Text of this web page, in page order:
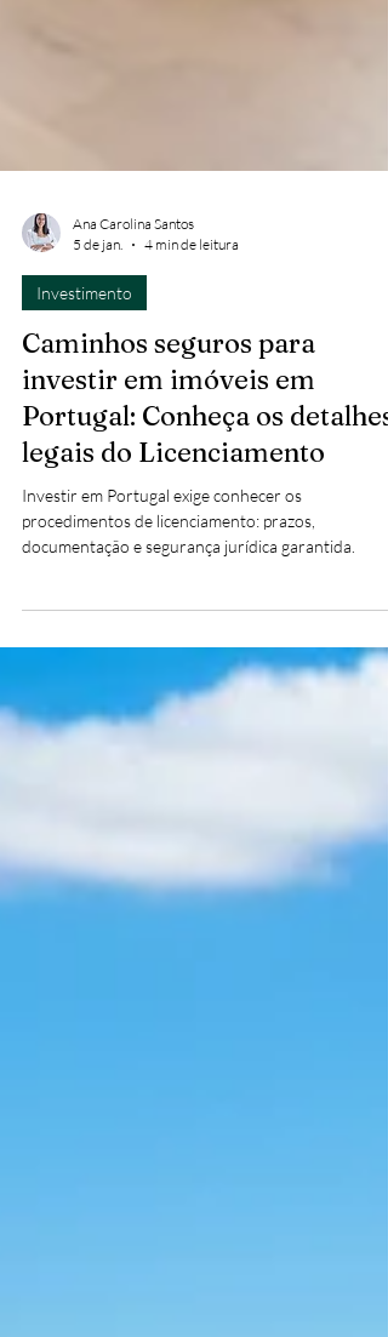
5 de jan.
4 min de leitura
Investimento
Caminhos seguros para
investir em imóveis em
Portugal: Conheça os detalhes
legais do Licenciamento
procedimentos de licenciamento: prazos,
documentação e segurança jurídica garantida.